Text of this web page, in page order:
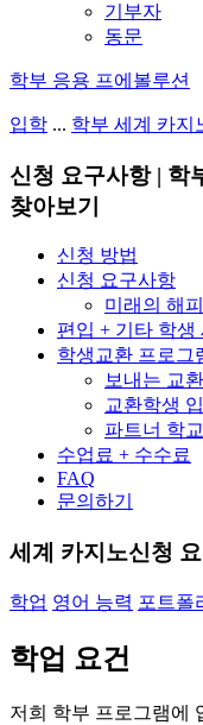
기부자
동문
학부 응용 프에볼루션
입학 ... 학부 세계 카지
신청 요구사항 | 학
찾아보기
신청 방법
신청 요구사항
미래의 해
편입 + 기타 학생
학생교환 프로그
보내는 교
교환학생
파트너 학교
수업료 + 수수료
FAQ
문의하기
세계 카지노신청
학업 영어 능력 포트폴
학업 요건
저희 학부 프로그램에